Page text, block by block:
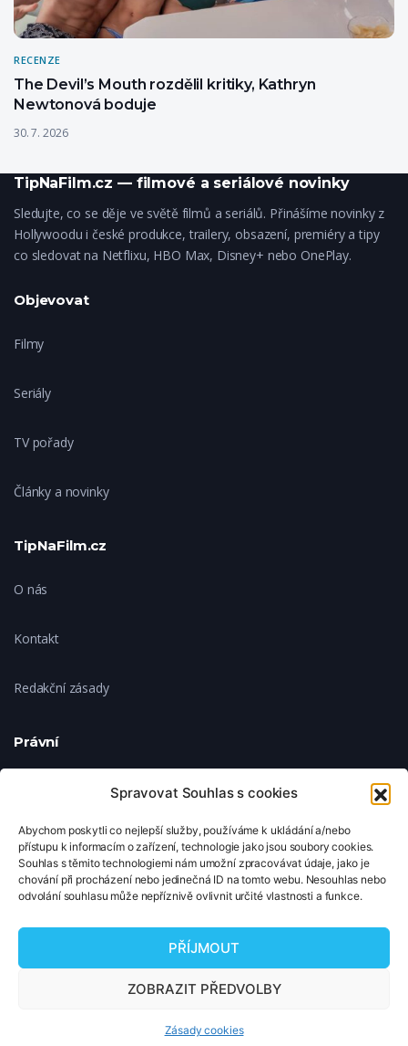
Spravovat Souhlas s cookies
Abychom poskytli co nejlepší služby, používáme k ukládání a/nebo
přístupu k informacím o zařízení, technologie jako jsou soubory cookies.
Souhlas s těmito technologiemi nám umožní zpracovávat údaje, jako je
chování při procházení nebo jedinečná ID na tomto webu. Nesouhlas nebo
odvolání souhlasu může nepříznivě ovlivnit určité vlastnosti a funkce.
PŘÍJMOUT
ZOBRAZIT PŘEDVOLBY
Zásady cookies
RECENZE
The Devil’s Mouth rozdělil kritiky, Kathryn
Newtonová boduje
30. 7. 2026
TipNaFilm.cz — filmové a seriálové novinky
Sledujte, co se děje ve světě filmů a seriálů. Přinášíme novinky z
Hollywoodu i české produkce, trailery, obsazení, premiéry a tipy
co sledovat na Netflixu, HBO Max, Disney+ nebo OnePlay.
Objevovat
Filmy
Seriály
TV pořady
Články a novinky
TipNaFilm.cz
O nás
Kontakt
Redakční zásady
Právní
Ochrana soukromí
Zásady cookies
Nastavení cookies
© 2026 TipNaFilm.cz. Všechna práva vyhrazena.
Copyright © 2026 TipNaFilm.cz. Všechna práva vyhrazena.